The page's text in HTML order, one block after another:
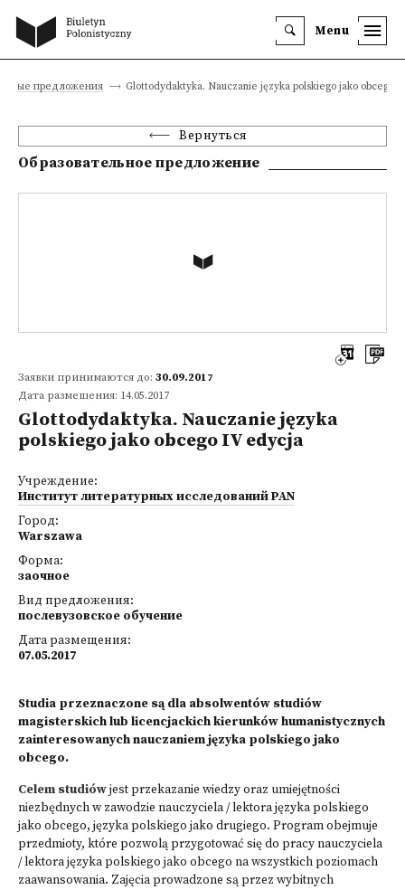
Menu
предложения Glottodydaktyka. Nauczanie języka polskiego jako obcego
Вернуться
Образовательное предложение
Заявки принимаются до: 30.09.2017
Дата размещения: 14.05.2017
Glottodydaktyka. Nauczanie języka
polskiego jako obcego IV edycja
Учреждение:
Институт литературных исследований PAN
Город:
Warszawa
Форма:
заочное
Вид предложения:
послевузовское обучение
Дата размещения:
07.05.2017
Studia przeznaczone są dla absolwentów studiów
magisterskich lub licencjackich kierunków humanistycznych
zainteresowanych nauczaniem języka polskiego jako
obcego.
Celem studiówjest przekazanie wiedzy oraz umiejętności
niezbędnych w zawodzie nauczyciela / lektora języka polskiego
jako obcego, języka polskiego jako drugiego. Program obejmuje
przedmioty, które pozwolą przygotować się do pracy nauczyciela
/ lektora języka polskiego jako obcego na wszystkich poziomach
zaawansowania. Zajęcia prowadzone są przez wybitnych